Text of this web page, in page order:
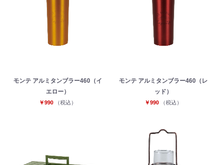
モンテ アルミタンブラー460（イ
エロー）
￥990 （税込）
モンテ アルミタンブラー460（レ
ッド）
￥990 （税込）